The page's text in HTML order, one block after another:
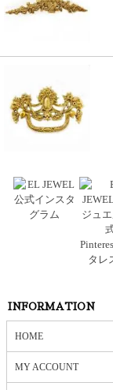
INFORMATION
HOME
MY ACCOUNT